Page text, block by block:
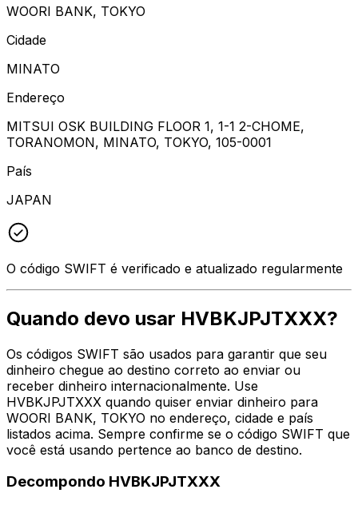
WOORI BANK, TOKYO
Cidade
MINATO
Endereço
MITSUI OSK BUILDING FLOOR 1, 1-1 2-CHOME,
TORANOMON, MINATO, TOKYO, 105-0001
País
JAPAN
O código SWIFT é verificado e atualizado regularmente
Quando devo usar HVBKJPJTXXX?
Os códigos SWIFT são usados para garantir que seu
dinheiro chegue ao destino correto ao enviar ou
receber dinheiro internacionalmente. Use
HVBKJPJTXXX quando quiser enviar dinheiro para
WOORI BANK, TOKYO no endereço, cidade e país
listados acima. Sempre confirme se o código SWIFT que
você está usando pertence ao banco de destino.
Decompondo HVBKJPJTXXX